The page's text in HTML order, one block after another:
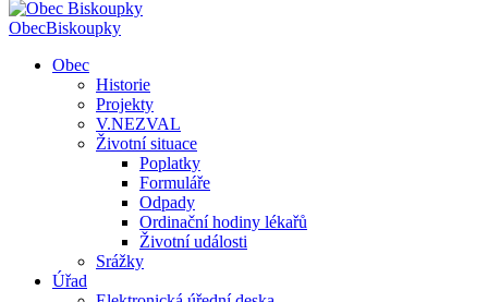
ObecBiskoupky
Obec
Historie
Projekty
V.NEZVAL
Životní situace
Poplatky
Formuláře
Odpady
Ordinační hodiny lékařů
Životní události
Srážky
Úřad